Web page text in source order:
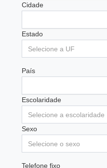
Cidade
Estado
Selecione a UF
País
Escolaridade
Selecione a escolaridade
Sexo
Selecione o sexo
Telefone fixo